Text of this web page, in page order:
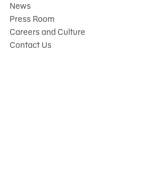
News
Press Room
Careers and Culture
Contact Us